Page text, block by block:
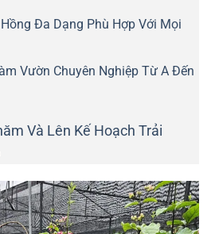
Đa Dạng Phù Hợp Với Mọi
Vườn Chuyên Nghiệp Từ A Đến
Và Lên Kế Hoạch Trải